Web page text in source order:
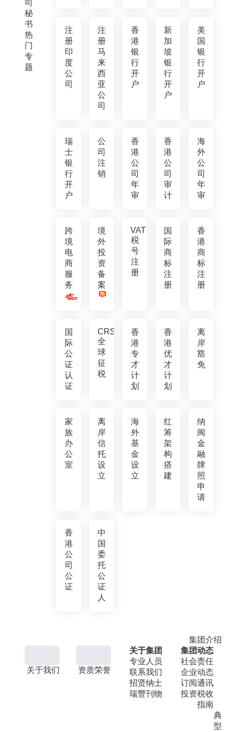
司
秘
书
热
门
专
题
注
册
印
度
公
司
注
册
马
来
西
亚
公
司
香
港
银
行
开
户
新
加
坡
银
行
开
户
美
国
银
行
开
户
瑞
士
银
行
开
户
公
司
注
销
香
港
公
司
年
审
香
港
公
司
审
计
海
外
公
司
年
审
跨
境
电
商
服
务
境
外
投
资
备
案
VAT
税
号
注
册
国
际
商
标
注
册
香
港
商
标
注
册
国
际
公
证
认
证
CRS
全
球
征
税
香
港
专
才
计
划
香
港
优
才
计
划
离
岸
豁
免
家
族
办
公
室
离
岸
信
托
设
立
海
外
基
金
设
立
红
筹
架
构
搭
建
纳
闽
金
融
牌
照
申
请
香
港
公
司
公
证
中
国
委
托
公
证
人
集团介绍
关于我们 资质荣誉
关于集团
专业人员
联系我们
招贤纳士
瑞豐刊物
集团动态
社会责任
企业动态
订阅通讯
投资税收
指南
典
型